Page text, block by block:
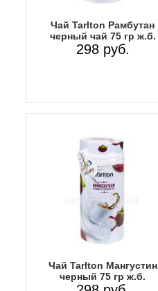
Чай Tarlton Рамбутан
черный чай 75 гр ж.б.
298 руб.
Чай Tarlton Мангустин
черный 75 гр ж.б.